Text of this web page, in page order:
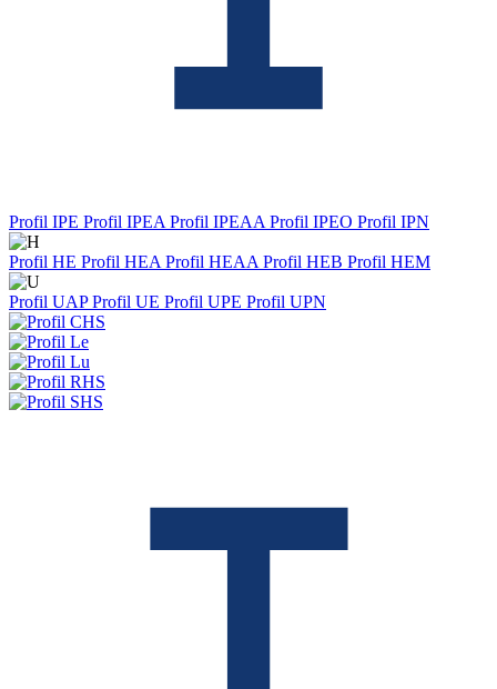
Profil IPE Profil IPEA Profil IPEAA Profil IPEO Profil IPN
Profil HE Profil HEA Profil HEAA Profil HEB Profil HEM
Profil UAPProfil UE Profil UPE Profil UPN